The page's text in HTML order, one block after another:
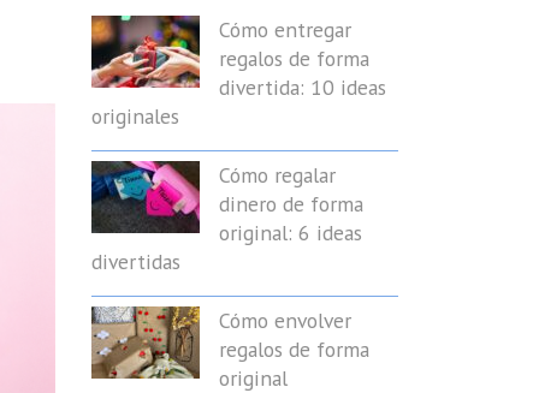
Cómo entregar
regalos de forma
divertida: 10 ideas
originales
Cómo regalar
dinero de forma
original: 6 ideas
divertidas
Cómo envolver
regalos de forma
original